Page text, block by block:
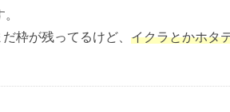
枠が残ってるけど、 イクラとかホタ